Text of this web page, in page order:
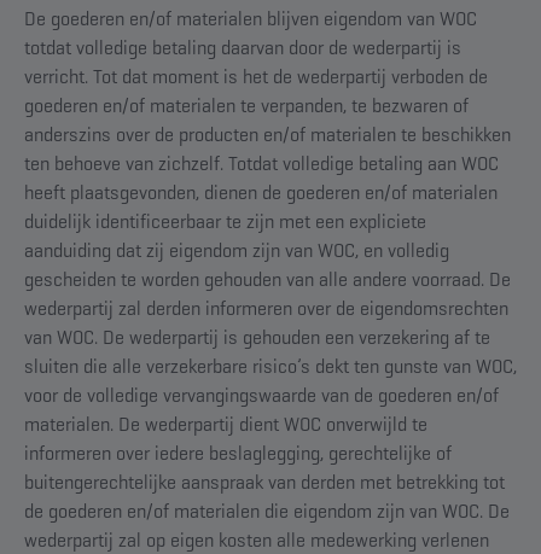
De goederen en/of materialen blijven eigendom van WOC
totdat volledige betaling daarvan door de wederpartij is
verricht. Tot dat moment is het de wederpartij verboden de
goederen en/of materialen te verpanden, te bezwaren of
anderszins over de producten en/of materialen te beschikken
ten behoeve van zichzelf. Totdat volledige betaling aan WOC
heeft plaatsgevonden, dienen de goederen en/of materialen
duidelijk identificeerbaar te zijn met een expliciete
aanduiding dat zij eigendom zijn van WOC, en volledig
gescheiden te worden gehouden van alle andere voorraad. De
wederpartij zal derden informeren over de eigendomsrechten
van WOC. De wederpartij is gehouden een verzekering af te
sluiten die alle verzekerbare risico’s dekt ten gunste van WOC,
voor de volledige vervangingswaarde van de goederen en/of
materialen. De wederpartij dient WOC onverwijld te
informeren over iedere beslaglegging, gerechtelijke of
buitengerechtelijke aanspraak van derden met betrekking tot
de goederen en/of materialen die eigendom zijn van WOC. De
wederpartij zal op eigen kosten alle medewerking verlenen